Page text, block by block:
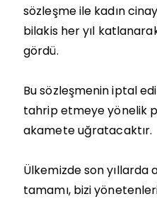
sözleşme ile kadın
bilakis her yıl
gördü.
Bu sözleşmenin iptal
tahrip etmeye yönelik
akamete uğratacaktır.
Ülkemizde son yıllarda
tamamı, bizi